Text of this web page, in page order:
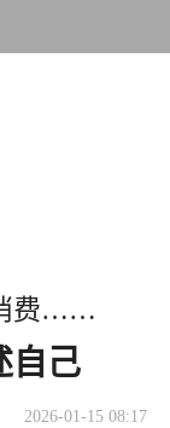
费……
自己
2026-01-15 08:17